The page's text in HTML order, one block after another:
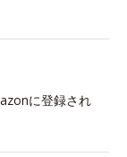
に登録され